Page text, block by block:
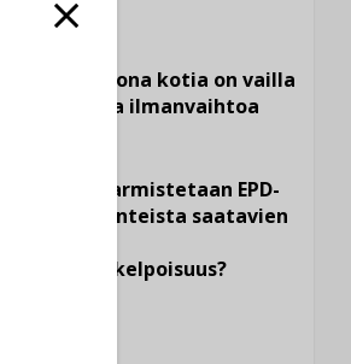
KOLUMNI
Yli miljoona kotia on vailla
toimivaa ilmanvaihtoa
Miten varmistetaan EPD-
dokumenteista saatavien
vertailukelpoisuus?